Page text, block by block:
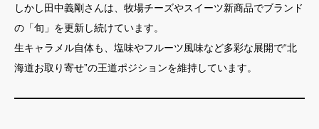
しかし田中義剛さんは、牧場チーズやスイーツ新商品でブランド
の「旬」を更新し続けています。
生キャラメル自体も、塩味やフルーツ風味など多彩な展開で“北
海道お取り寄せ”の王道ポジションを維持しています。